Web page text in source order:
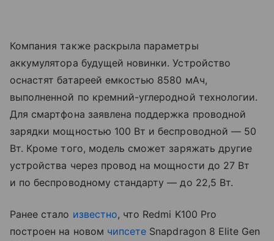
Компания также раскрыла параметры
аккумулятора будущей новинки. Устройство
оснастят батареей емкостью 8580 мАч,
выполненной по кремний-углеродной технологии.
Для смартфона заявлена поддержка проводной
зарядки мощностью 100 Вт и беспроводной — 50
Вт. Кроме того, модель сможет заряжать другие
устройства через провод на мощности до 27 Вт
и по беспроводному стандарту — до 22,5 Вт.
Ранее стало известно, что Redmi K100 Pro
построен на новом чипсете Snapdragon 8 Elite Gen